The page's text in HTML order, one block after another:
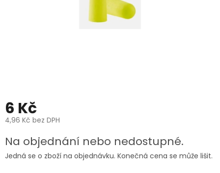
6 Kč
4,96 Kč bez DPH
cena:
Na objednání nebo nedostupné.
Jedná se o zboží na objednávku. Konečná cena se může lišit.